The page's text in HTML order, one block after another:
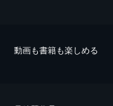
動画も書籍も楽しめる